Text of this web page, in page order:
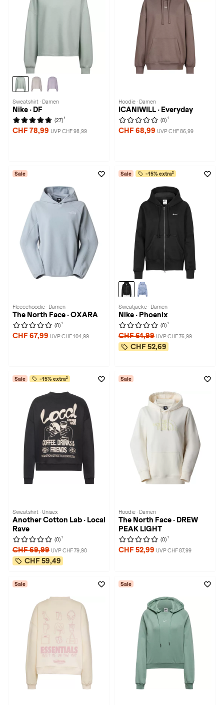
Sweatshirt · Damen
Nike · DF
(27) 1
CHF 78,99 UVP CHF 98,99
Hoodie · Damen
ICANIWILL · Everyday
(0) 1
CHF 68,99 UVP CHF 86,99
Sale
Fleecehoodie · Damen
The North Face · OXARA
(0) 1
CHF 67,99 UVP CHF 104,99
Sale -15% extra²
Sweatjacke · Damen
Nike · Phoenix
(0) 1
CHF 61,99 UVP CHF 76,99
CHF 52,69
Sale -15% extra²
Sweatshirt · Unisex
Another Cotton Lab · Local
Rave
(0) 1
CHF 69,99 UVP CHF 79,90
CHF 59,49
Sale
Hoodie · Damen
The North Face · DREW
PEAK LIGHT
(0) 1
CHF 52,99 UVP CHF 87,99
Sale Sale